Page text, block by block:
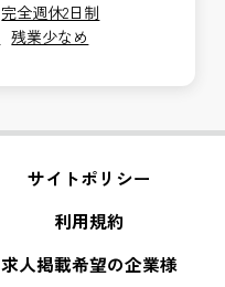
完全週休2日制
残業少なめ
サイトポリシー
利用規約
求人掲載希望の企業様